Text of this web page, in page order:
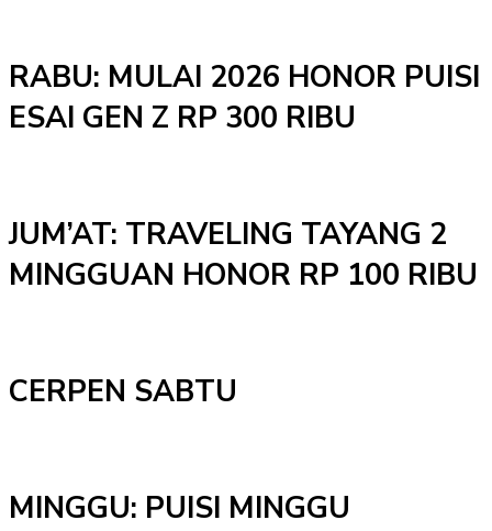
RABU: MULAI 2026 HONOR PUISI
ESAI GEN Z RP 300 RIBU
JUM’AT: TRAVELING TAYANG 2
MINGGUAN HONOR RP 100 RIBU
CERPEN SABTU
MINGGU: PUISI MINGGU